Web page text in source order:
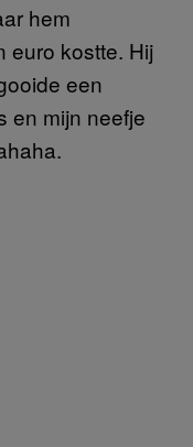
hem
euro kostte. Hij
een
en mijn neefje